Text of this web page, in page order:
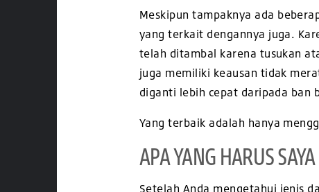
Meskipun tampaknya ada
yang terkait dengannya juga.
telah ditambal karena tusukan
juga memiliki keausan tidak
diganti lebih cepat daripada ban
Yang terbaik adalah hanya
APA YANG HARUS
Setelah Anda mengetahui jenis